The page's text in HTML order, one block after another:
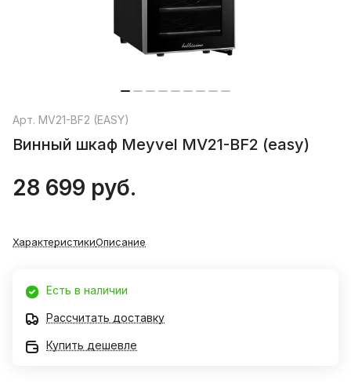
Арт. MV21-BF2 (EASY)
Винный шкаф Meyvel MV21-BF2 (easy)
28 699 руб.
ХарактеристикиОписание
Есть в наличии
Рассчитать доставку
Купить дешевле